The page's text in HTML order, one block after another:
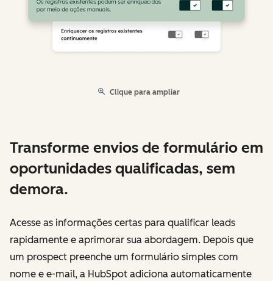
Clique para ampliar
Transforme envios de formulário em
oportunidades qualificadas, sem
demora.
Acesse as informações certas para qualificar leads
rapidamente e aprimorar sua abordagem. Depois que
um prospect preenche um formulário simples com
nome e e-mail, a HubSpot adiciona automaticamente